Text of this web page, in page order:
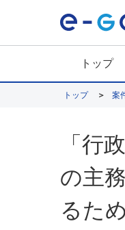
トップ
トップ 案
「行
の主
るた